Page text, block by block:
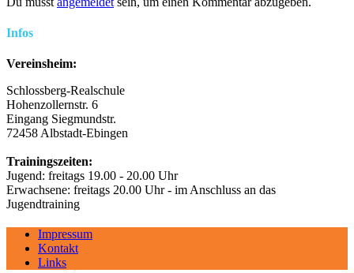
Infos
Vereinsheim:
Schlossberg-Realschule
Hohenzollernstr. 6
Eingang Siegmundstr.
72458 Albstadt-Ebingen
Trainingszeiten:
Jugend: freitags 19.00 - 20.00 Uhr
Erwachsene: freitags 20.00 Uhr - im Anschluss an das
Jugendtraining
Impressum
Kontakt
Links